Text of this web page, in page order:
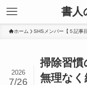
書人
ホーム SHSメンバー【５記事目
掃除習
無理な
2026
7/26